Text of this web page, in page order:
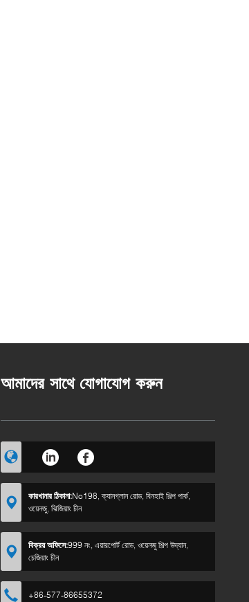
আমাদের সাথে যোগাযোগ করুন
কারখানার ঠিকানা:No198, ক্যানগ্লান রোড, বিনহাই শিল্প পার্ক,
ওয়েনজু, ঝিজিয়াং চীন
বিক্রয় অফিসে:999 নং, এয়ারপোর্ট রোড, ওয়েনজু শিল্প উদ্যান,
চেজিয়াং চীন
+86-577-86655372